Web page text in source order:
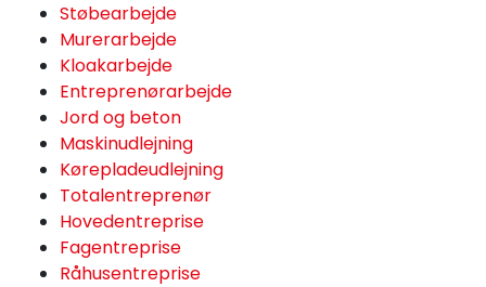
Støbearbejde
Murerarbejde
Kloakarbejde
Entreprenørarbejde
Jord og beton
Maskinudlejning
Kørepladeudlejning
Totalentreprenør
Hovedentreprise
Fagentreprise
Råhusentreprise